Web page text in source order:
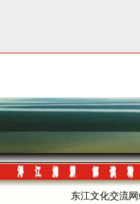
东江文化交流